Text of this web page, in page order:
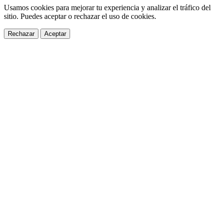
Usamos cookies para mejorar tu experiencia y analizar el tráfico del
sitio. Puedes aceptar o rechazar el uso de cookies.
Rechazar Aceptar